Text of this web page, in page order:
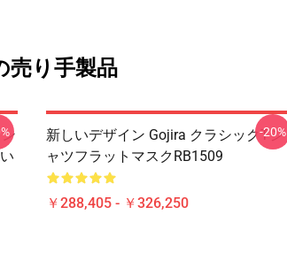
売り手製品
新しいデザイン Gojira クラシックtシ
ャツフラットマスクRB1509
￥288,405 - ￥326,250
-20%